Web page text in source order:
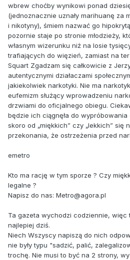
wbrew choćby wynikowi ponad
(jednoznacznie uznały marihuanę za
i nikotyny), śmiem nazwać go
pozornie staje po stronie młodzieży,
własnym wizerunku niż na losie
trafiających do więzień, zamiast na
Squart Zgadzam się całkowicie z
autentycznymi działaczami
jakiekolwiek narkotyki. Nie ma
eufemizm służący wprowadzeniu
drzwiami do oficjalnego obiegu.
będzie ich ciągnęła do
skoro od „miękkich” czy „lekkich” się
przekonania, że ostrzeżenia przed
emetro
Kto ma rację w tym sporze ? Czy
legalne ?
Napisz do nas: Metro@agora.pl
Ta gazeta wychodzi codziennie, więc
najlepiej dziś.
Niech Wszyscy napiszą do nich
nie były typu "sadzić, palić,
trochę. Nie musi to być na 2 strony,